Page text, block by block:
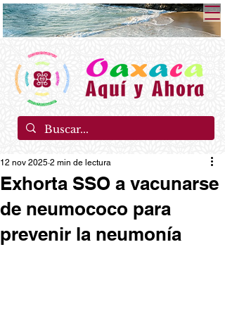
Exhorta SSO a vacunarse
de neumococo para
prevenir la neumonía
12 nov 2025 2 min de lectura